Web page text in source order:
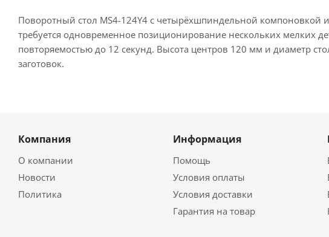
Поворотный стол MS4-124Y4 с четырёхшпиндельной компоновкой
требуется одновременное позиционирование нескольких мелких
повторяемостью до 12 секунд. Высота центров 120 мм и диаметр
заготовок.
Компания
О компании
Новости
Политика
Информация
Помощь
Условия оплаты
Условия доставки
Гарантия на товар